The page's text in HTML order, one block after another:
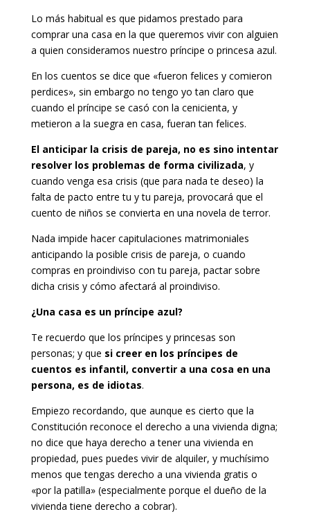
Lo más habitual es que pidamos prestado para
comprar una casa en la que queremos vivir con alguien
a quien consideramos nuestro príncipe o princesa azul.
En los cuentos se dice que «fueron felices y comieron
perdices», sin embargo no tengo yo tan claro que
cuando el príncipe se casó con la cenicienta, y
metieron a la suegra en casa, fueran tan felices.
El anticipar la crisis de pareja, no es sino intentar
resolver los problemas de forma civilizada, y
cuando venga esa crisis (que para nada te deseo) la
falta de pacto entre tu y tu pareja, provocará que el
cuento de niños se convierta en una novela de terror.
Nada impide hacer capitulaciones matrimoniales
anticipando la posible crisis de pareja, o cuando
compras en proindiviso con tu pareja, pactar sobre
dicha crisis y cómo afectará al proindiviso.
¿Una casa es un príncipe azul?
Te recuerdo que los príncipes y princesas son
personas; y que si creer en los príncipes de
cuentos es infantil, convertir a una cosa en una
persona, es de idiotas.
Empiezo recordando, que aunque es cierto que la
Constitución reconoce el derecho a una vivienda digna;
no dice que haya derecho a tener una vivienda en
propiedad, pues puedes vivir de alquiler, y muchísimo
menos que tengas derecho a una vivienda gratis o
«por la patilla» (especialmente porque el dueño de la
vivienda tiene derecho a cobrar).